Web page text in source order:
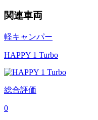
関連車両
軽キャンパー
HAPPY 1 Turbo
総合評価
0